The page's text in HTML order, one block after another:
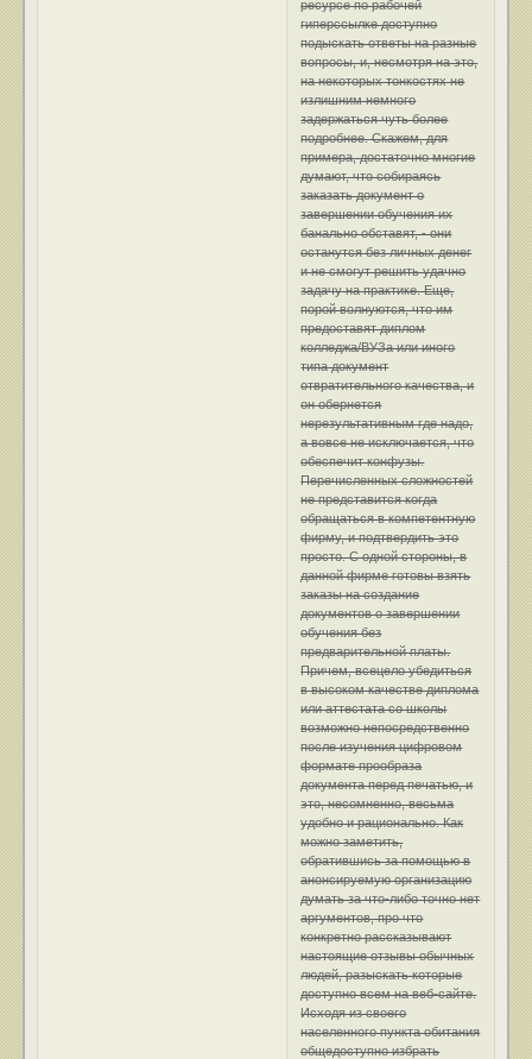
ресурсе по рабочей
гиперссылке доступно
подыскать ответы на разные
вопросы, и, несмотря на это,
на некоторых тонкостях не
излишним немного
задержаться чуть более
подробнее. Скажем, для
примера, достаточно многие
думают, что собираясь
заказать документ о
завершении обучения их
банально обставят, - они
останутся без личных денег
и не смогут решить удачно
задачу на практике. Еще,
порой волнуются, что им
предоставят диплом
колледжа/ВУЗа или иного
типа документ
отвратительного качества, и
он обернется
нерезультативным где надо,
а вовсе не исключается, что
обеспечит конфузы.
Перечисленных сложностей
не представится когда
обращаться в компетентную
фирму, и подтвердить это
просто. С одной стороны, в
данной фирме готовы взять
заказы на создание
документов о завершении
обучения без
предварительной платы.
Причем, всецело убедиться
в высоком качестве диплома
или аттестата со школы
возможно непосредственно
после изучения цифровом
формате прообраза
документа перед печатью, и
это, несомненно, весьма
удобно и рационально. Как
можно заметить,
обратившись за помощью в
анонсируемую организацию
думать за что-либо точно нет
аргументов, про что
конкретно рассказывают
настоящие отзывы обычных
людей, разыскать которые
доступно всем на веб-сайте.
Исходя из своего
населенного пункта обитания
общедоступно избрать